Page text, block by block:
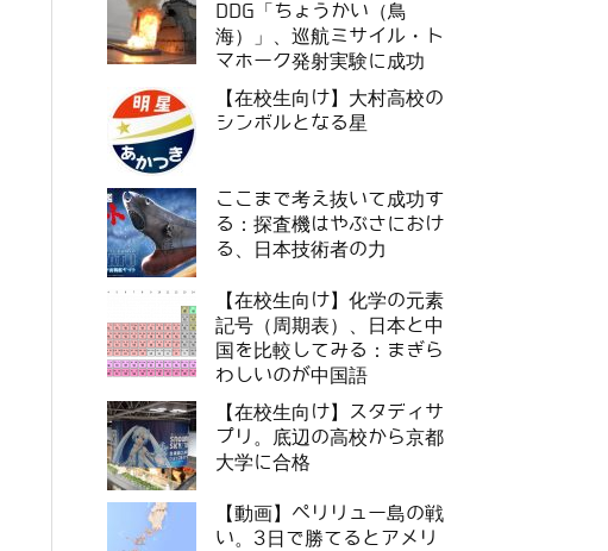
DDG「ちょうかい（鳥
海）」、巡航ミサイル・ト
マホーク発射実験に成功
【在校生向け】大村高校の
シンボルとなる星
ここまで考え抜いて成功す
る：探査機はやぶさにおけ
る、日本技術者の力
【在校生向け】化学の元素
記号（周期表）、日本と中
国を比較してみる：まぎら
わしいのが中国語
【在校生向け】スタディサ
プリ。底辺の高校から京都
大学に合格
【動画】ペリリュー島の戦
い。3日で勝てるとアメリ